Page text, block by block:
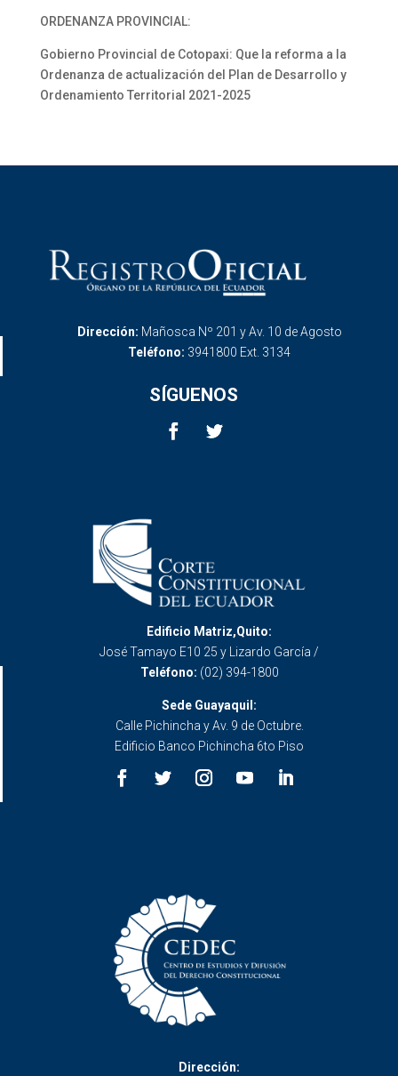
ORDENANZA PROVINCIAL:
Gobierno Provincial de Cotopaxi: Que la reforma a la
Ordenanza de actualización del Plan de Desarrollo y
Ordenamiento Territorial 2021-2025
Dirección: Mañosca Nº 201 y Av. 10 de Agosto
Teléfono: 3941800 Ext. 3134
SÍGUENOS
Edificio Matriz,Quito:
José Tamayo E10 25 y Lizardo García /
Teléfono: (02) 394-1800
Sede Guayaquil:
Calle Pichincha y Av. 9 de Octubre.
Edificio Banco Pichincha 6to Piso
Dirección: